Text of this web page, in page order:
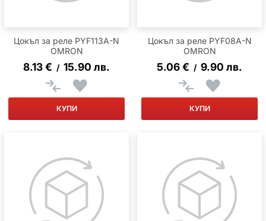
Цокъл за реле PYF113A-N
OMRON
8.13€ / 15.90 лв.
КУПИ
Цокъл за реле PYF08A-N
OMRON
5.06€ / 9.90 лв.
КУПИ